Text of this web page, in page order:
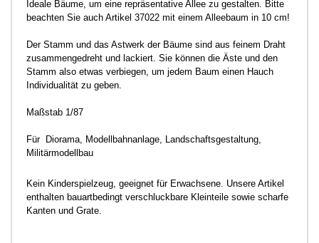
Ideale Bäume, um eine repräsentative Allee zu gestalten. Bitte
beachten Sie auch Artikel 37022 mit einem Alleebaum in 10 cm!
Der Stamm und das Astwerk der Bäume sind aus feinem Draht
zusammengedreht und lackiert. Sie können die Äste und den
Stamm also etwas verbiegen, um jedem Baum einen Hauch
Individualität zu geben.
Maßstab 1/87
Für Diorama, Modellbahnanlage, Landschaftsgestaltung,
Militärmodellbau
Kein Kinderspielzeug, geeignet für Erwachsene. Unsere Artikel
enthalten bauartbedingt verschluckbare Kleinteile sowie scharfe
Kanten und Grate.